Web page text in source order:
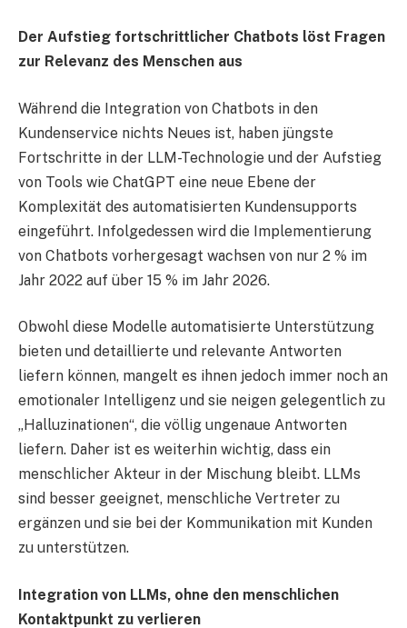
Der Aufstieg fortschrittlicher Chatbots löst Fragen
zur Relevanz des Menschen aus
Während die Integration von Chatbots in den
Kundenservice nichts Neues ist, haben jüngste
Fortschritte in der LLM-Technologie und der Aufstieg
von Tools wie ChatGPT eine neue Ebene der
Komplexität des automatisierten Kundensupports
eingeführt. Infolgedessen wird die Implementierung
von Chatbots vorhergesagt wachsen von nur 2 % im
Jahr 2022 auf über 15 % im Jahr 2026.
Obwohl diese Modelle automatisierte Unterstützung
bieten und detaillierte und relevante Antworten
liefern können, mangelt es ihnen jedoch immer noch an
emotionaler Intelligenz und sie neigen gelegentlich zu
„Halluzinationen“, die völlig ungenaue Antworten
liefern. Daher ist es weiterhin wichtig, dass ein
menschlicher Akteur in der Mischung bleibt. LLMs
sind besser geeignet, menschliche Vertreter zu
ergänzen und sie bei der Kommunikation mit Kunden
zu unterstützen.
Integration von LLMs, ohne den menschlichen
Kontaktpunkt zu verlieren